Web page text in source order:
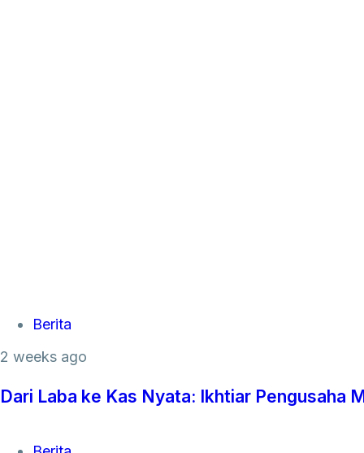
Tags Berita
2 weeks ago
Dari Laba ke Kas Nyata: Ikhtiar Pengusaha